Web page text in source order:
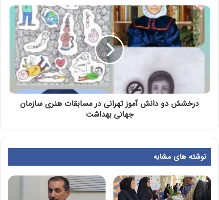
درخشش دو دانش آموز تهرانی در مسابقات هنری سازمان
جهانی بهداشت
نوشته های مشابه